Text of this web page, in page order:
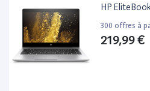
HP
300 offres à
219,99 €